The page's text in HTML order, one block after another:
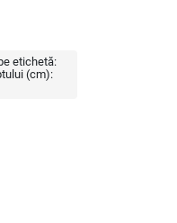
etichetă:
(cm):